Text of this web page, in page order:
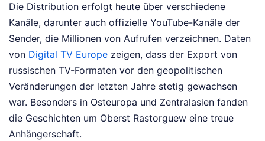
Die Distribution erfolgt heute über verschiedene
Kanäle, darunter auch offizielle YouTube-Kanäle der
Sender, die Millionen von Aufrufen verzeichnen. Daten
von Digital TV Europe zeigen, dass der Export von
russischen TV-Formaten vor den geopolitischen
Veränderungen der letzten Jahre stetig gewachsen
war. Besonders in Osteuropa und Zentralasien fanden
die Geschichten um Oberst Rastorguew eine treue
Anhängerschaft.